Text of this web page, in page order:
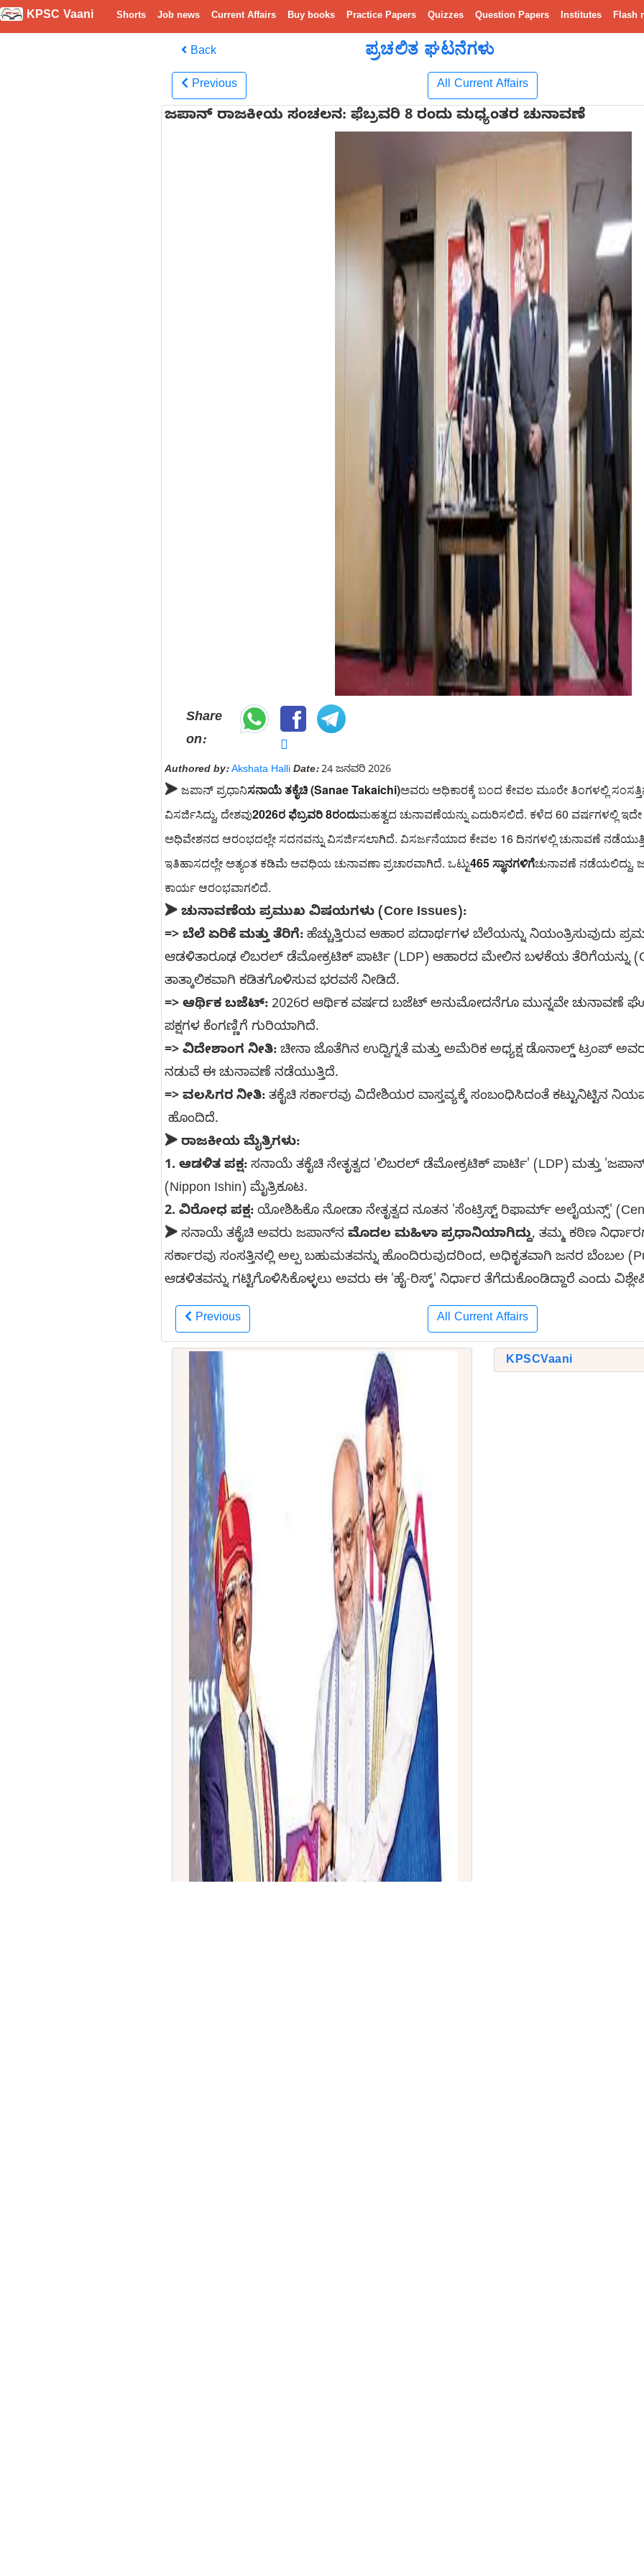
KPSC Vaani Shorts Job news Current Affairs Buy books Practice Papers Quizzes Question Papers Institutes Flash
Back ಪ್ರಚಲಿತ ಘಟನೆಗಳು
Previous All Current Affairs
ಜಪಾನ್ ರಾಜಕೀಯ ಸಂಚಲನ: ಫೆಬ್ರವರಿ 8 ರಂದು ಮಧ್ಯಂತರ ಚುನಾವಣೆ
Share
on:
Authored by: Akshata Halli Date:24 ಜನವರಿ 2026
➤ ಜಪಾನ್ ಪ್ರಧಾನಿಸನಾಯೆ ತಕೈಚಿ (Sanae Takaichi)ಅವರು ಅಧಿಕಾರಕ್ಕೆ ಬಂದ ಕೇವಲ ಮೂರೇ ತಿಂಗಳಲ್ಲಿ
ವಿಸರ್ಜಿಸಿದ್ದು, ದೇಶವು2026ರ ಫೆಬ್ರವರಿ 8ರಂದುಮಹತ್ವದ ಚುನಾವಣೆಯನ್ನು ಎದುರಿಸಲಿದೆ. ಕಳೆದ 60 ವರ್ಷಗಳಲ್ಲಿ
ಅಧಿವೇಶನದ ಆರಂಭದಲ್ಲೇ ಸದನವನ್ನು ವಿಸರ್ಜಿಸಲಾಗಿದೆ. ವಿಸರ್ಜನೆಯಾದ ಕೇವಲ 16 ದಿನಗಳಲ್ಲಿ ಚುನಾವಣೆ
ಇತಿಹಾಸದಲ್ಲೇ ಅತ್ಯಂತ ಕಡಿಮೆ ಅವಧಿಯ ಚುನಾವಣಾ ಪ್ರಚಾರವಾಗಿದೆ. ಒಟ್ಟು465 ಸ್ಥಾನಗಳಿಗೆಚುನಾವಣೆ ನಡೆಯಲಿದ್ದು,
ಕಾರ್ಯ ಆರಂಭವಾಗಲಿದೆ.
➤ ಚುನಾವಣೆಯ ಪ್ರಮುಖ ವಿಷಯಗಳು (Core Issues):
=> ಬೆಲೆ ಏರಿಕೆ ಮತ್ತು ತೆರಿಗೆ: ಹೆಚ್ಚುತ್ತಿರುವ ಆಹಾರ ಪದಾರ್ಥಗಳ ಬೆಲೆಯನ್ನು ನಿಯಂತ್ರಿಸುವುದು
ಆಡಳಿತಾರೂಢ ಲಿಬರಲ್ ಡೆಮೋಕ್ರಟಿಕ್ ಪಾರ್ಟಿ (LDP) ಆಹಾರದ ಮೇಲಿನ ಬಳಕೆಯ ತೆರಿಗೆಯನ್ನು
ತಾತ್ಕಾಲಿಕವಾಗಿ ಕಡಿತಗೊಳಿಸುವ ಭರವಸೆ ನೀಡಿದೆ.
=> ಆರ್ಥಿಕ ಬಜೆಟ್: 2026ರ ಆರ್ಥಿಕ ವರ್ಷದ ಬಜೆಟ್ ಅನುಮೋದನೆಗೂ ಮುನ್ನವೇ ಚುನಾವಣೆ
ಪಕ್ಷಗಳ ಕೆಂಗಣ್ಣಿಗೆ ಗುರಿಯಾಗಿದೆ.
=> ವಿದೇಶಾಂಗ ನೀತಿ: ಚೀನಾ ಜೊತೆಗಿನ ಉದ್ವಿಗ್ನತೆ ಮತ್ತು ಅಮೆರಿಕ ಅಧ್ಯಕ್ಷ ಡೊನಾಲ್ಡ್ ಟ್ರಂಪ್ ಅವರ
ನಡುವೆ ಈ ಚುನಾವಣೆ ನಡೆಯುತ್ತಿದೆ.
=> ವಲಸಿಗರ ನೀತಿ: ತಕೈಚಿ ಸರ್ಕಾರವು ವಿದೇಶಿಯರ ವಾಸ್ತವ್ಯಕ್ಕೆ ಸಂಬಂಧಿಸಿದಂತೆ ಕಟ್ಟುನಿಟ್ಟಿನ
ಹೊಂದಿದೆ.
➤ ರಾಜಕೀಯ ಮೈತ್ರಿಗಳು:
1. ಆಡಳಿತ ಪಕ್ಷ: ಸನಾಯೆ ತಕೈಚಿ ನೇತೃತ್ವದ 'ಲಿಬರಲ್ ಡೆಮೋಕ್ರಟಿಕ್ ಪಾರ್ಟಿ' (LDP) ಮತ್ತು
(Nippon Ishin) ಮೈತ್ರಿಕೂಟ.
2. ವಿರೋಧ ಪಕ್ಷ: ಯೋಶಿಹಿಕೊ ನೋಡಾ ನೇತೃತ್ವದ ನೂತನ 'ಸೆಂಟ್ರಿಸ್ಟ್ ರಿಫಾರ್ಮ್ ಅಲೈಯನ್ಸ್'
➤ ಸನಾಯೆ ತಕೈಚಿ ಅವರು ಜಪಾನ್‌ನ ಮೊದಲ ಮಹಿಳಾ ಪ್ರಧಾನಿಯಾಗಿದ್ದು, ತಮ್ಮ ಕಠಿಣ
ಸರ್ಕಾರವು ಸಂಸತ್ತಿನಲ್ಲಿ ಅಲ್ಪ ಬಹುಮತವನ್ನು ಹೊಂದಿರುವುದರಿಂದ, ಅಧಿಕೃತವಾಗಿ ಜನರ ಬೆಂಬಲ
ಆಡಳಿತವನ್ನು ಗಟ್ಟಿಗೊಳಿಸಿಕೊಳ್ಳಲು ಅವರು ಈ 'ಹೈ-ರಿಸ್ಕ್' ನಿರ್ಧಾರ ತೆಗೆದುಕೊಂಡಿದ್ದಾರೆ ಎಂದು
Previous All Current Affairs
KPSCVaani